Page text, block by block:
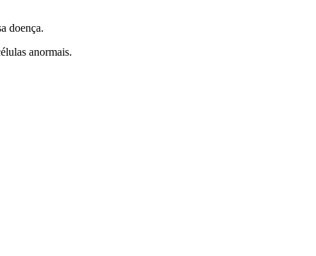
doença.
anormais.